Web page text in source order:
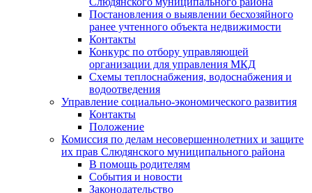
Постановления о выявлении бесхозяйного
ранее учтенного объекта недвижимости
Контакты
Конкурс по отбору управляющей
организации для управления МКД
Схемы теплоснабжения, водоснабжения и
водоотведения
Управление социально-экономического развития
Контакты
Положение
Комиссия по делам несовершеннолетних и защите
их прав Слюдянского муниципального района
В помощь родителям
События и новости
Законодательство